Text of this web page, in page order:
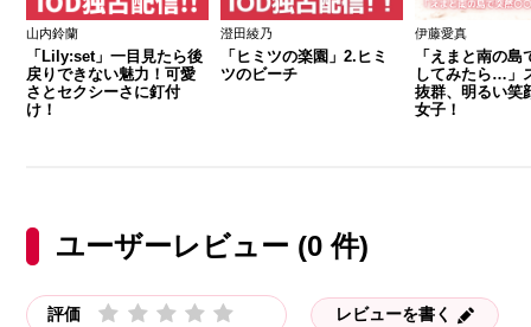
山内鈴蘭
「Lily:set」一目見たら後
戻りできない魅力！可愛
さとセクシーさに釘付
け！
澄田綾乃
「ヒミツの楽園」2.ヒミ
ツのビーチ
伊藤愛真
「えまと南の島
してみたら…」
抜群、明るい笑
女子！
ユーザーレビュー (0 件)
評価 レビューを書く